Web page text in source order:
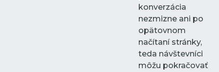
konverzácia
nezmizne ani po
opätovnom
načítaní stránky,
teda návštevníci
môžu pokračovať